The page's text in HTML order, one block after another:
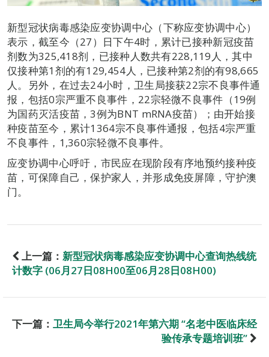
新型冠状病毒感染应变协调中心（下称应变协调中心）
表示，截至今（27）日下午4时，累计已接种新冠疫苗
剂数为325,418剂，已接种人数共有228,119人，其中
仅接种第1剂的有129,454人，已接种第2剂的有98,665
人。另外，在过去24小时，卫生局接获22宗不良事件通
报，包括0宗严重不良事件，22宗轻微不良事件（19例
为国药灭活疫苗，3例为BNT mRNA疫苗）；由开始接
种疫苗至今，累计1364宗不良事件通报，包括4宗严重
不良事件，1,360宗轻微不良事件。
应变协调中心呼吁，市民应在现阶段有序地预约接种疫
苗，可保障自己，保护家人，并形成免疫屏障，守护澳
门。
上一篇： 新型冠状病毒感染应变协调中心查询热线统
计数字 (06月27日08H00至06月28日08H00)
下一篇： 卫生局今举行2021年第六期 “名老中医临床经
验传承专题培训班”